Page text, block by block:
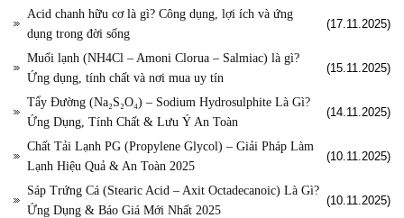
Acid chanh hữu cơ là gì? Công dụng, lợi ích và ứng
dụng trong đời sống
(17.11.2025)
Muối lạnh (NH4Cl – Amoni Clorua – Salmiac) là gì?
Ứng dụng, tính chất và nơi mua uy tín
(15.11.2025)
Tẩy Đường (Na₂S₂O₄) – Sodium Hydrosulphite Là Gì?
Ứng Dụng, Tính Chất & Lưu Ý An Toàn
(14.11.2025)
Chất Tải Lạnh PG (Propylene Glycol) – Giải Pháp Làm
Lạnh Hiệu Quả & An Toàn 2025
(10.11.2025)
Sáp Trứng Cá (Stearic Acid – Axit Octadecanoic) Là Gì?
Ứng Dụng & Báo Giá Mới Nhất 2025
(10.11.2025)